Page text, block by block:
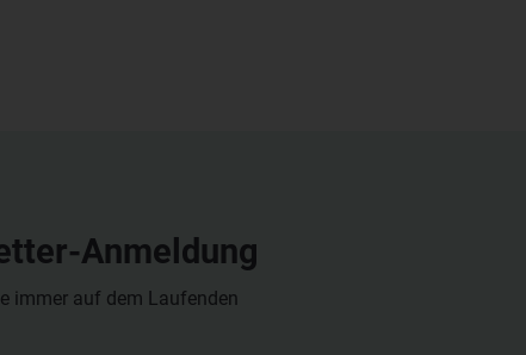
Anmeldung
immer auf dem Laufenden